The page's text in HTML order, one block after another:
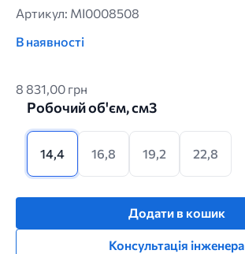
Артикул: MI0008508
В наявності
8 831,00 грн
Робочий об'єм, см3
14,4 16,8 19,2 22,8
Додати в кошик
Консультація інженера